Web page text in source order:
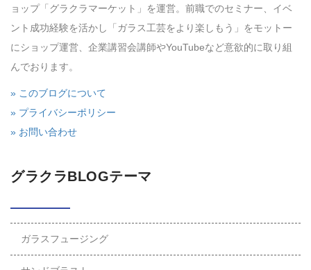
ョップ「グラクラマーケット」を運営。前職でのセミナー、イベ
ント成功経験を活かし「ガラス工芸をより楽しもう」をモットー
にショップ運営、企業講習会講師やYouTubeなど意欲的に取り組
んでおります。
» このブログについて
» プライバシーポリシー
» お問い合わせ
グラクラBLOGテーマ
ガラスフュージング